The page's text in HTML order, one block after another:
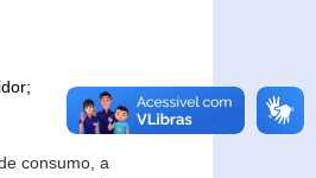
consumo, a